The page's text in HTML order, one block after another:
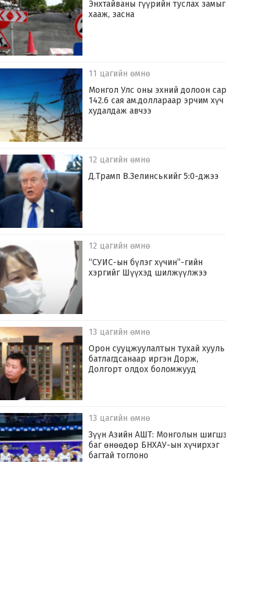
Энхтайваны гүүрийн туслах замыг
хааж, засна
11 цагийн өмнө
Монгол Улс оны эхний долоон сард
142.6 сая ам.доллараар эрчим хүч
худалдаж авчээ
12 цагийн өмнө
Д.Трамп В.Зелинськийг 5:0-джээ
12 цагийн өмнө
“СУИС-ын бүлэг хүчин”-гийн
хэргийг Шүүхэд шилжүүлжээ
13 цагийн өмнө
Орон сууцжуулалтын тухай хууль
батлагдсанаар иргэн Дорж,
Долгорт олдох боломжууд
13 цагийн өмнө
Зүүн Азийн АШТ: Монголын шигшээ
баг өнөөдөр БНХАУ-ын хүчирхэг
багтай тоглоно